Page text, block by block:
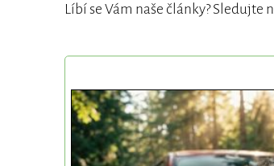
Líbí se Vám naše články? Sledujte